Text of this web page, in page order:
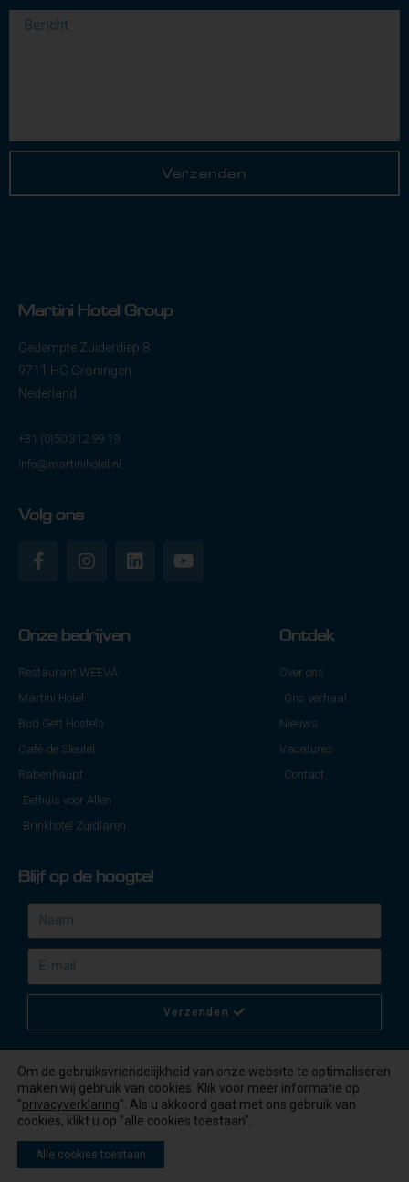
Verzenden
Martini Hotel Group
Gedempte Zuiderdiep 8
9711 HG Groningen
Nederland
+31 (0)50 312 99 19
info@martinihotel.nl
Volg ons
Onze bedrijven
Restaurant WEEVA
Martini Hotel
Bud Gett Hostels
Café de Sleutel
Rabenhaupt
Eethuis voor Allen
Brinkhotel Zuidlaren
Ontdek
Over ons
Ons verhaal
Nieuws
Vacatures
Contact
Blijf op de hoogte!
Verzenden
© 2020 - Martini Hotel Group | Privacybeleid
Om de gebruiksvriendelijkheid van onze website te optimaliseren
maken wij gebruik van cookies. Klik voor meer informatie op
"privacyverklaring". Als u akkoord gaat met ons gebruik van
cookies, klikt u op "alle cookies toestaan".
Alle cookies toestaan